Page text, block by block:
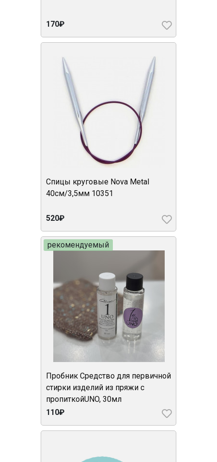
170₽
Спицы круговые Nova Metal
40см/3,5мм 10351
520₽
Пробник Средство для первичной
стирки изделий из пряжи с
пропиткойUNO, 30мл
110₽
рекомендуемый